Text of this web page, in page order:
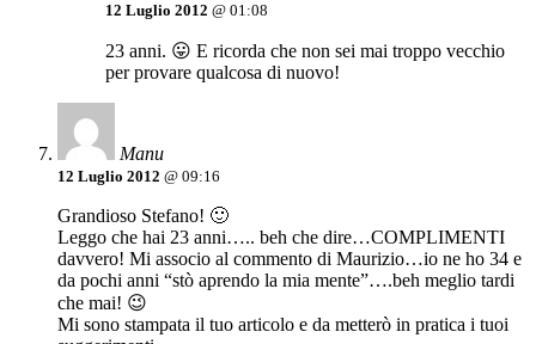
12 Luglio 2012 @ 01:08
23 anni. 😛 E ricorda che non sei mai troppo vecchio
per provare qualcosa di nuovo!
Manu
12 Luglio 2012 @ 09:16
Grandioso Stefano! 🙂
Leggo che hai 23 anni….. beh che dire…COMPLIMENTI
davvero! Mi associo al commento di Maurizio…io ne ho 34 e
da pochi anni “stò aprendo la mia mente”….beh meglio tardi
che mai! 😉
Mi sono stampata il tuo articolo e da metterò in pratica i tuoi